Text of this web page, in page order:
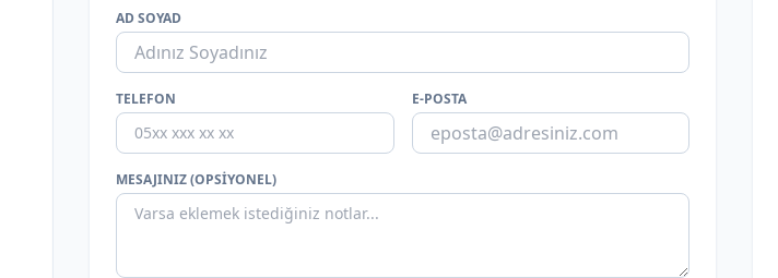
AD SOYAD
TELEFON E-POSTA
MESAJINIZ (OPSIYONEL)